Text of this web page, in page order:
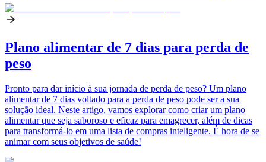
Plano alimentar de 7 dias para perda de
peso
Pronto para dar início à sua jornada de perda de peso? Um plano
alimentar de 7 dias voltado para a perda de peso pode ser a sua
solução ideal. Neste artigo, vamos explorar como criar um plano
alimentar que seja saboroso e eficaz para emagrecer, além de dicas
para transformá-lo em uma lista de compras inteligente. É hora de se
animar com seus objetivos de saúde!